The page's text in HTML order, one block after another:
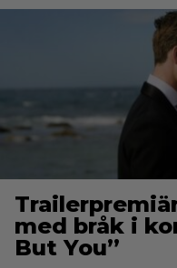
med bråk i
But You”